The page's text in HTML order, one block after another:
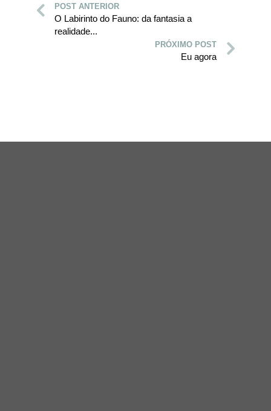
POST ANTERIOR
O Labirinto do Fauno: da fantasia a
realidade...
PRÓXIMO POST
Eu agora